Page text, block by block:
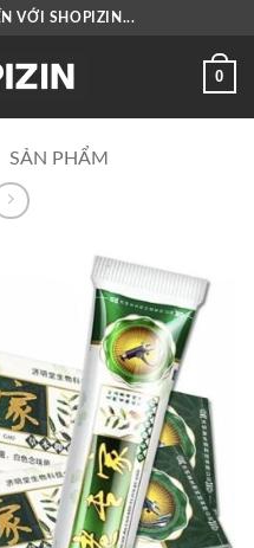
VỚI SHOPIZIN...
0
SẢN PHẨM